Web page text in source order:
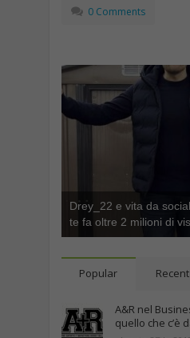
0 Comments
Drey_22 e vita da
te fa oltre 2 milioni di
Popular Recent
A&R nel
quello che c’è